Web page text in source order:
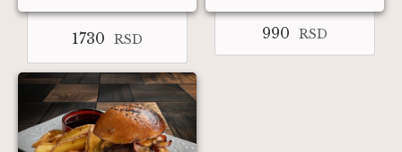
1730 RSD 990 RSD